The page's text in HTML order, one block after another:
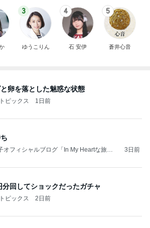
3
ゆうこりん
4
石 安伊
5
蒼井心音
卵を落とした魅惑な状態
ピックス 1日前
オフィシャルブログ「In My Heartな旅日
3日前
分回してショックだったガチャ
ピックス 2日前